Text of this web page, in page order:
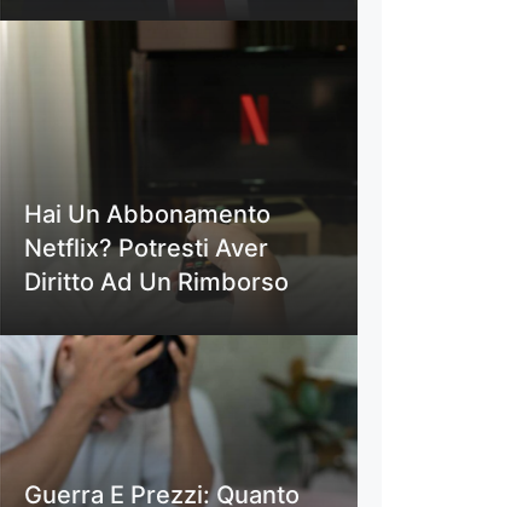
Hai Un Abbonamento
Netflix? Potresti Aver
Diritto Ad Un Rimborso
Guerra E Prezzi: Quanto